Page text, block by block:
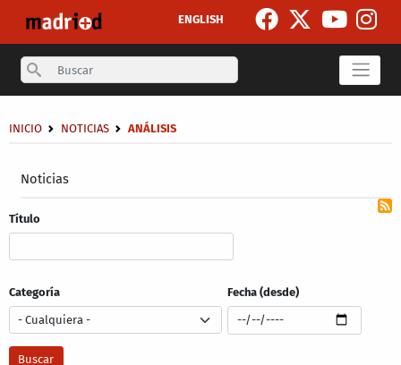
ENGLISH
Search
Noticias
Sobrescribir enlaces de ayuda a la navegación
INICIO NOTICIAS ANÁLISIS
Título
Categoría Fecha (desde)